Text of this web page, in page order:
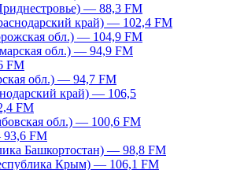
— 88,3 FM
край) — 102,4 FM
обл.) — 104,9 FM
обл.) — 94,9 FM
FM
обл.) — 94,7 FM
край) — 106,5
FM
обл.) — 100,6 FM
FM
Башкортостан) — 98,8 FM
Крым) — 106,1 FM